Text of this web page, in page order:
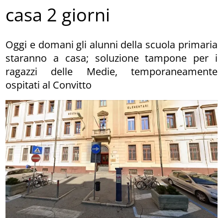
casa 2 giorni
Oggi e domani gli alunni della scuola primaria
staranno a casa; soluzione tampone per i
ragazzi delle Medie, temporaneamente
ospitati al Convitto